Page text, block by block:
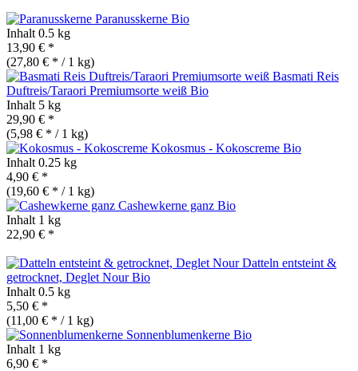
Paranusskerne Bio
Inhalt 0.5 kg
13,90 € *
(27,80 € * / 1 kg)
Basmati Reis
Duftreis/Taraori Premiumsorte weiß Bio
Inhalt 5 kg
29,90 € *
(5,98 € * / 1 kg)
Kokosmus - Kokoscreme Bio
Inhalt 0.25 kg
4,90 € *
(19,60 € * / 1 kg)
Cashewkerne ganz Bio
Inhalt 1 kg
22,90 € *
Datteln entsteint &
getrocknet, Deglet NourBio
Inhalt 0.5 kg
5,50 € *
(11,00 € * / 1 kg)
Sonnenblumenkerne Bio
Inhalt 1 kg
6,90 € *